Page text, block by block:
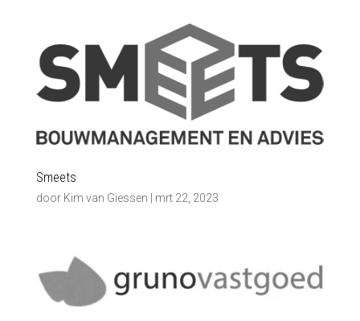
Smeets
door Kim van Giessen mrt 22, 2023